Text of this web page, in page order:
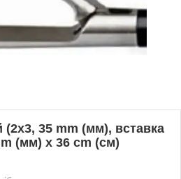
(2х3, 35 mm (мм), вставка
(мм) х 36 cm (cм)